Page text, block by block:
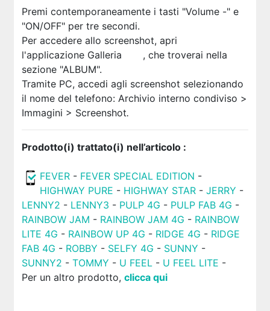
Premi contemporaneamente i tasti "Volume -" e
"ON/OFF" per tre secondi.
Per accedere allo screenshot, apri
l'applicazione Galleria
, che troverai nella
sezione "ALBUM".
Tramite PC, accedi agli screenshot selezionando
il nome del telefono: Archivio interno condiviso >
Immagini > Screenshot.
Prodotto(i) trattato(i) nell’articolo :
FEVER - FEVER SPECIAL EDITION -
HIGHWAY PURE - HIGHWAY STAR - JERRY -
LENNY2 - LENNY3 - PULP 4G - PULP FAB 4G -
RAINBOW JAM - RAINBOW JAM 4G - RAINBOW
LITE 4G - RAINBOW UP 4G - RIDGE 4G - RIDGE
FAB 4G - ROBBY - SELFY 4G - SUNNY -
SUNNY2 - TOMMY - U FEEL- U FEEL LITE -
Per un altro prodotto, clicca qui